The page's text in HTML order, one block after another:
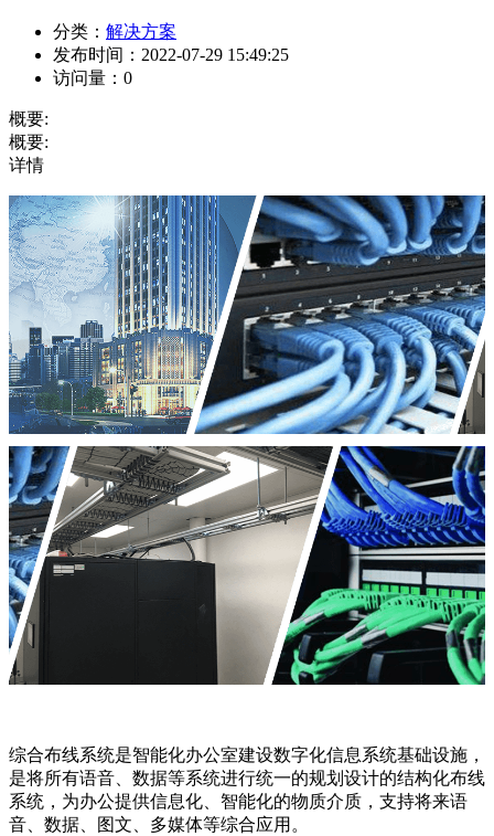
分类： 解决方案
发布时间： 2022-07-29 15:49:25
访问量： 0
概要:
概要:
详情
综合布线系统是智能化办公室建设数字化信息系统基础设施，
是将所有语音、数据等系统进行统一的规划设计的结构化布线
系统，为办公提供信息化、智能化的物质介质，支持将来语
音、数据、图文、多媒体等综合应用。